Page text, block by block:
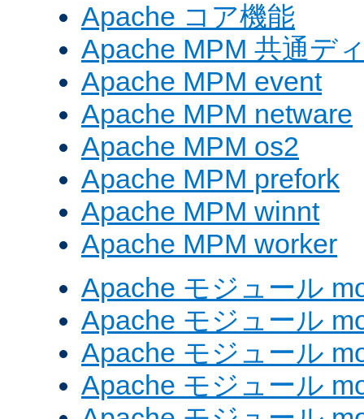
Apache コア機能
Apache MPM 共通デ
Apache MPM event
Apache MPM netware
Apache MPM os2
Apache MPM prefork
Apache MPM winnt
Apache MPM worker
Apache モジュール
Apache モジュール
Apache モジュール
Apache モジュール